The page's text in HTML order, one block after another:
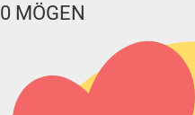
0 MÖGEN